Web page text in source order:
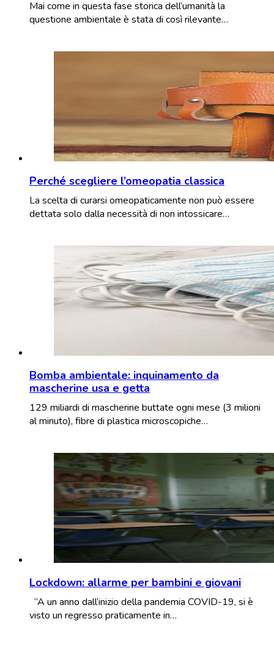
Mai come in questa fase storica dell’umanità la
questione ambientale è stata di così rilevante…
Perché scegliere l’omeopatia classica
La scelta di curarsi omeopaticamente non può essere
dettata solo dalla necessità di non intossicare…
Bomba ambientale: inquinamento da
mascherine usa e getta
129 miliardi di mascherine buttate ogni mese (3 milioni
al minuto), fibre di plastica microscopiche…
Lockdown: allarme per bambini e giovani
“A un anno dall’inizio della pandemia COVID-19, si è
visto un regresso praticamente in…